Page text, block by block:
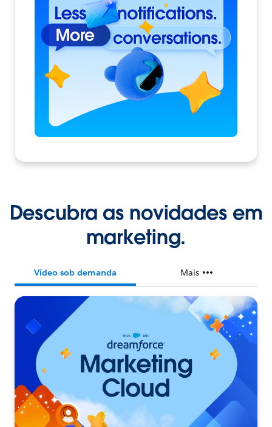
Descubra as novidades em
marketing.
Vídeo sob demanda Mais